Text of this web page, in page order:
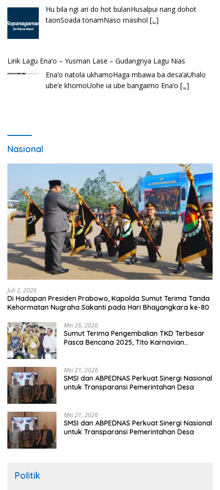
Hu bila ngi ari do hot bulanHusalpui nang dohot
taonSoada tonamNaso masihol [...]
Lirik Lagu Ena’o – Yusman Lase – Gudangnya Lagu Nias
Ena’o natola ukhamoHaga mbawa ba desa’aUhalo
ube’e khomoUohe ia ube bangaimo Ena’o [...]
Nasional
Juli 2, 2026
Di Hadapan Presiden Prabowo, Kapolda Sumut Terima Tanda
Kehormatan Nugraha Sakanti pada Hari Bhayangkara ke-80
Mei 26, 2026
Sumut Terima Pengembalian TKD Terbesar
Pasca Bencana 2025, Tito Karnavian
Mei 21, 2026
SMSI dan ABPEDNAS Perkuat Sinergi Nasional
untuk Transparansi Pemerintahan Desa
Mei 21, 2026
SMSI dan ABPEDNAS Perkuat Sinergi Nasional
untuk Transparansi Pemerintahan Desa
Politik